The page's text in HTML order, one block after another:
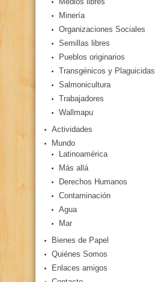
Minería
Organizaciones Sociales
Semillas libres
Pueblos originarios
Transgénicos y Plaguicidas
Salmonicultura
Trabajadores
Wallmapu
Actividades
Mundo
Latinoamérica
Más allá
Derechos Humanos
Contaminación
Agua
Mar
Bienes de Papel
Quiénes Somos
Enlaces amigos